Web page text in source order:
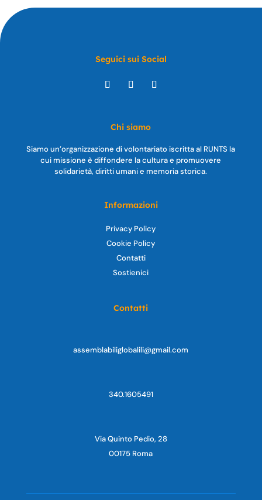
Seguici sui Social
Chi siamo
Siamo un’organizzazione di volontariato iscritta al RUNTS la
cui missione è diffondere la cultura e promuovere
solidarietà, diritti umani e memoria storica.
Informazioni
Privacy Policy
Cookie Policy
Contatti
Sostienici
Contatti
assemblabiliglobalili@gmail.com
340.1605491
Via Quinto Pedio, 28
00175 Roma